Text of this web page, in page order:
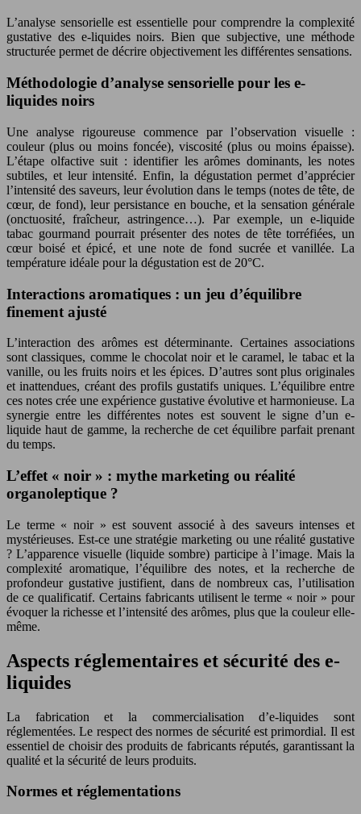
L’analyse sensorielle est essentielle pour comprendre la complexité
gustative des e-liquides noirs. Bien que subjective, une méthode
structurée permet de décrire objectivement les différentes sensations.
Méthodologie d’analyse sensorielle pour les e-
liquides noirs
Une analyse rigoureuse commence par l’observation visuelle :
couleur (plus ou moins foncée), viscosité (plus ou moins épaisse).
L’étape olfactive suit : identifier les arômes dominants, les notes
subtiles, et leur intensité. Enfin, la dégustation permet d’apprécier
l’intensité des saveurs, leur évolution dans le temps (notes de tête, de
cœur, de fond), leur persistance en bouche, et la sensation générale
(onctuosité, fraîcheur, astringence…). Par exemple, un e-liquide
tabac gourmand pourrait présenter des notes de tête torréfiées, un
cœur boisé et épicé, et une note de fond sucrée et vanillée. La
température idéale pour la dégustation est de 20°C.
Interactions aromatiques : un jeu d’équilibre
finement ajusté
L’interaction des arômes est déterminante. Certaines associations
sont classiques, comme le chocolat noir et le caramel, le tabac et la
vanille, ou les fruits noirs et les épices. D’autres sont plus originales
et inattendues, créant des profils gustatifs uniques. L’équilibre entre
ces notes crée une expérience gustative évolutive et harmonieuse. La
synergie entre les différentes notes est souvent le signe d’un e-
liquide haut de gamme, la recherche de cet équilibre parfait prenant
du temps.
L’effet « noir » : mythe marketing ou réalité
organoleptique ?
Le terme « noir » est souvent associé à des saveurs intenses et
mystérieuses. Est-ce une stratégie marketing ou une réalité gustative
? L’apparence visuelle (liquide sombre) participe à l’image. Mais la
complexité aromatique, l’équilibre des notes, et la recherche de
profondeur gustative justifient, dans de nombreux cas, l’utilisation
de ce qualificatif. Certains fabricants utilisent le terme « noir » pour
évoquer la richesse et l’intensité des arômes, plus que la couleur elle-
même.
Aspects réglementaires et sécurité des e-
liquides
La fabrication et la commercialisation d’e-liquides sont
réglementées. Le respect des normes de sécurité est primordial. Il est
essentiel de choisir des produits de fabricants réputés, garantissant la
qualité et la sécurité de leurs produits.
Normes et réglementations